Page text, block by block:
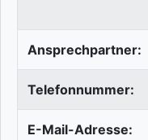
Ansprechpartner:
Telefonnummer:
E-Mail-Adresse: